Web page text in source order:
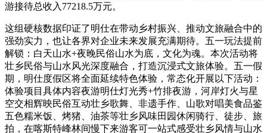
游接待总收入77218.5万元。
这组硬核数据印证了明仕在带动乡村振兴、推动文旅融合中的
强劲实力，也让各界对企业未来发展充满期待。五一玩法提前
解锁：白天山水+夜晚民俗山水为底，文化为魂。本次活动将
壮乡民俗与山水风光深度融合，打造沉浸式文旅体验。五一假
期，明仕度假区将全面延续特色体验，常态化开展以下活动：
体验项目具体内容夜游明仕灯光秀+竹排夜游，河岸灯火与星
空交相辉映民俗互动壮乡歌舞、非遗手作、山歌对唱美食品鉴
五色糯米饭、烤猪、油茶等壮乡风味田园休闲骑行、徒步、旅
拍，在喀斯特峰林间慢下来游客可一站式感受壮乡风情与山水